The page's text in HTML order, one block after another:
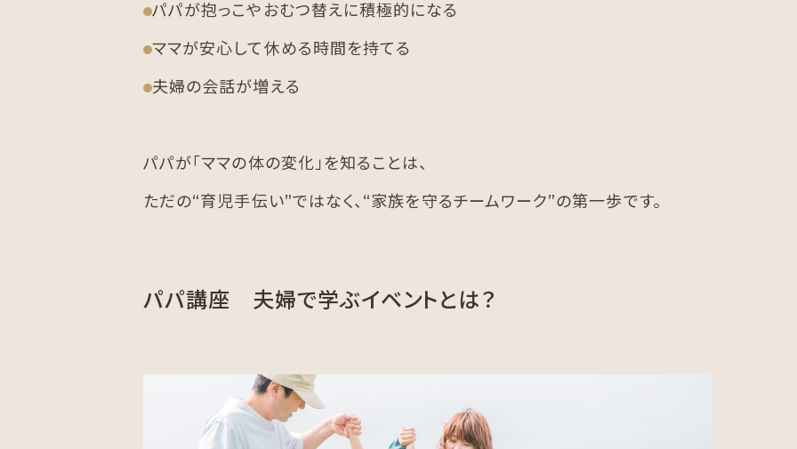
パパが抱っこやおむつ替えに積極的になる
ママが安心して休める時間を持てる
夫婦の会話が増える
パパが「ママの体の変化」を知ることは、
ただの“育児手伝い”ではなく、“家族を守るチームワーク”の第一歩です。
パパ講座 夫婦で学ぶイベントとは？